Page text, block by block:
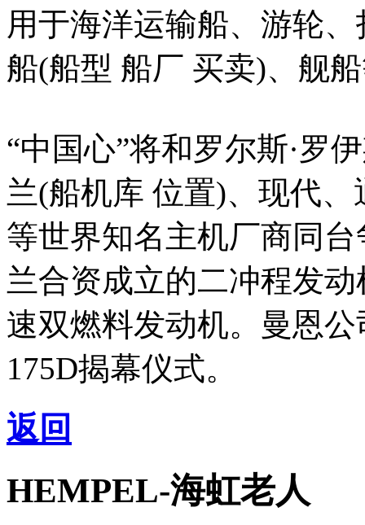
用于海洋运输船、游轮
船(船型 船厂 买卖)、舰
“中国心”将和罗尔斯·罗
兰(船机库 位置)、现代
等世界知名主机厂商同
兰合资成立的二冲程发
速双燃料发动机。曼恩
175D揭幕仪式。
返回
HEMPEL-海虹老人